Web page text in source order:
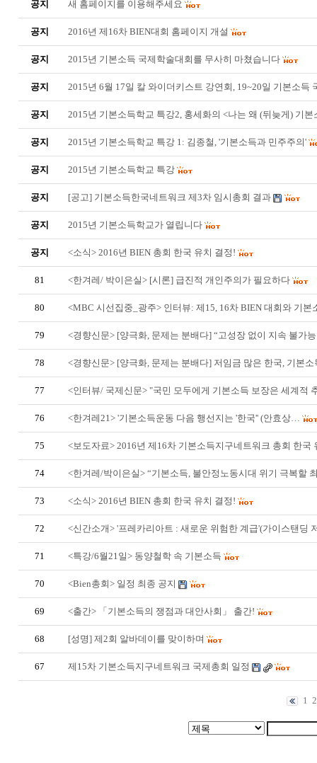
공지 새 홈페이지를 이용해주세요
공지 2016년 제16차 BIEN대회 홈페이지 개설
공지 2015년 기본소득 국제학술대회를 무사히 마쳤습니다
공지 2015년 6월 17일 칼 와이더키스트 강연회, 19~20일 기본소득
공지 2015년 기본소득학교 특강2, 홍세화의 <나는 왜 (뒤늦게) 기
공지 2015년 기본소득학교 특강 1: 김종철, '기본소득과 민주주의'
공지 2015년 기본소득학교 특강
공지 [공고] 기본소득한국네트워크 제3차 임시총회 결과
공지 2015년 기본소득학교가 열립니다
공지 <소식> 2016년 BIEN 총회 한국 유치 결정!
81 <한겨레/ 박이은실> [시론] 급진적 개인주의가 필요하다
80 <MBC 시선집중_광주> 인터뷰: 제15, 16차 BIEN 대회와 기
79 <경향신문> [양극화, 문제는 분배다] “고성장 없이 지속 불가
78 <경향신문> [양극화, 문제는 분배다] 저임금 많은 한국, 기본
77 <인터뷰/ 국제신문> "국민 모두에게 기본소득 보장은 세계적
76 <한겨레21> '기본소득운동 다음 행선지는 '한국'' (안효상…
75 <보도자료> 2016년 제16차 기본소득지구네트워크 총회 한국
74 <한겨레/박이은실> “기본소득, 불안정노동시대 위기 극복할
73 <소식> 2016년 BIEN 총회 한국 유치 결정!
72 <신간소개> '프레카리아트 : 새로운 위험한 계급'(가이스탠딩
71 <특강/6월21일> 동양철학 속 기본소득
70 <Bien총회> 일정 최종 공지
69 <출간> 「기본소득의 쟁점과 대안사회」 출간!
68 [성명] 제2회 알바데이를 맞이하며
67 제15차 기본소득지구네트워크 국제총회 일정
1 2